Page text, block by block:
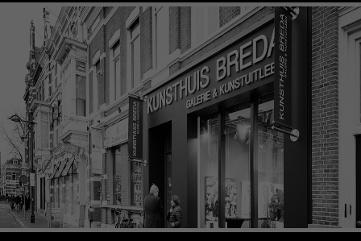
Amstelveenseweg 135
1075 VX Amsterdam
+31 (0)20 2332546
info@kunsthuisamsterdam.nl
Lees meer